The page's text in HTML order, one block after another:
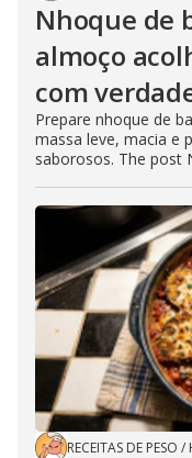
Nhoque de
almoço
com
Prepare nhoque de
massa leve, macia e
saborosos. The post
RECEITAS DE PESO /